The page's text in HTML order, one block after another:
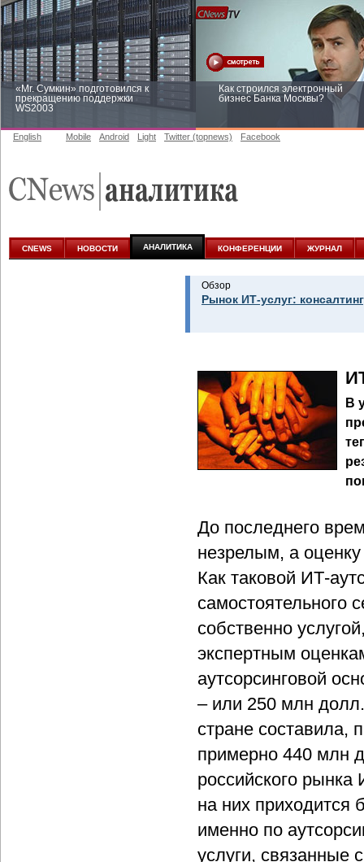
«Mr. Сумкин» подготовился к
прекращению поддержки
WS2003
Как строился электронный
бизнес Банка Москвы?
аналитике
English Mobile Android Light Twitter (topnews) Facebook
CNEWS НОВОСТИ АНАЛИТИКА КОНФЕРЕНЦИИ ЖУРНАЛ
Обзор
Рынок ИТ-услуг:
В
До последнего
незрелым, а
Как таковой ИТ-
самостоятельного
собственно
экспертным
аутсорсинговой
– или 250 млн
стране составила,
примерно 440 млн
российского
на них приходится
именно по
услуги, связанные